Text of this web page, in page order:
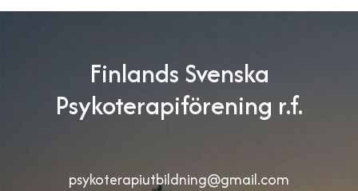
Finlands Svenska
Psykoterapiförening r.f.
psykoterapiutbildning@gmail.com